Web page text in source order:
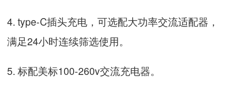
4. type-C插头充电，可选配大功率交流适配器，
满足24小时连续筛选使用。
5. 标配美标100-260v交流充电器。